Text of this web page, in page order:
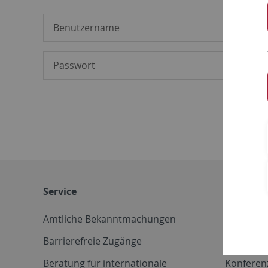
Service
Amtliche Bekanntmachungen
Barrierefreie Zugänge
Beratung für internationale